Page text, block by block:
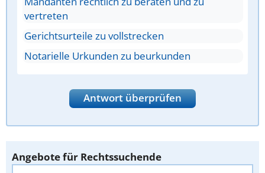
vertreten
Gerichtsurteile zu vollstrecken
Notarielle Urkunden zu beurkunden
Antwort überprüfen
Angebote für Rechtssuchende